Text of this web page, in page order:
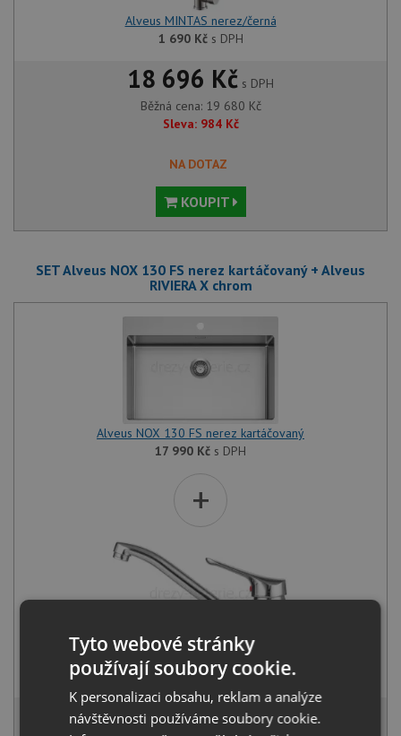
Alveus MINTAS nerez/černá
1 690 Kčs DPH
18 696 Kč s DPH
Běžná cena: 19 680 Kč
Sleva: 984 Kč
NA DOTAZ
KOUPIT
SET Alveus NOX 130 FS nerez kartáčovaný + Alveus
RIVIERA X chrom
Alveus NOX 130 FS nerez kartáčovaný
17 990 Kč s DPH
+
Alveus RIVIERA X chrom
1 030 Kčs DPH
18 069 Kčs DPH
Tyto webové stránky
používají soubory cookie.
K personalizaci obsahu, reklam a analýze
návštěvnosti používáme soubory cookie.